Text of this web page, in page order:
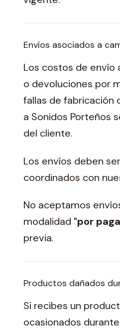
Envíos asociados a
Los costos de envío
o devoluciones por
fallas de fabricación
a Sonidos Porteños
del cliente.
Los envíos deben
coordinados con
No aceptamos
modalidad "por
previa.
Productos dañados
Si recibes un
ocasionados